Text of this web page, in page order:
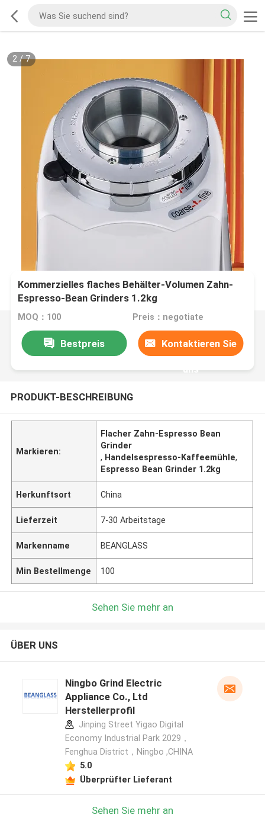
2/7
Kommerzielles flaches Behälter-Volumen Zahn-
Espresso-Bean Grinders 1.2kg
MOQ：100 Preis：negotiate
Bestpreis Kontaktieren Sie
uns
PRODUKT-BESCHREIBUNG
Markieren:
Flacher Zahn-Espresso Bean
Grinder
, Handelsespresso-Kaffeemühle,
Espresso Bean Grinder 1.2kg
Herkunftsort China
Lieferzeit 7-30 Arbeitstage
Markenname BEANGLASS
Min Bestellmenge 100
Sehen Sie mehr an
ÜBER UNS
Ningbo Grind Electric
Appliance Co., Ltd
Herstellerprofil
Jinping Street Yigao Digital
Economy Industrial Park 2029，
Fenghua District，Ningbo ,CHINA
5.0
Überprüfter Lieferant
Sehen Sie mehr an